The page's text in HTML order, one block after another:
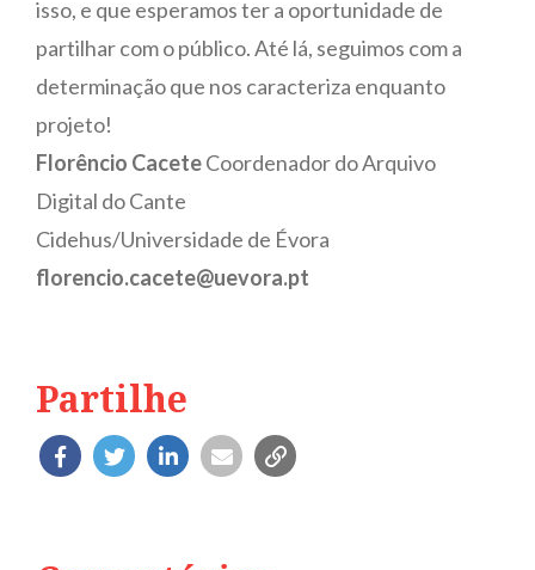
isso, e que esperamos ter a oportunidade de
partilhar com o público. Até lá, seguimos com a
determinação que nos caracteriza enquanto
projeto!
Florêncio CaceteCoordenador do Arquivo
Digital do Cante
Cidehus/Universidade de Évora
florencio.cacete@uevora.pt
Partilhe